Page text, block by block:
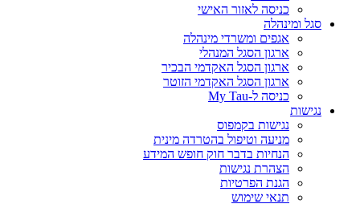
כניסה לאזור האישי
סגל ומינהלה
אגפים ומשרדי מינהלה
ארגון הסגל המנהלי
ארגון הסגל האקדמי הבכיר
ארגון הסגל האקדמי הזוטר
כניסה ל-My Tau
נגישות
נגישות בקמפוס
מניעה וטיפול בהטרדה מינית
הנחיות בדבר חוק חופש המידע
הצהרת נגישות
הגנת הפרטיות
תנאי שימוש